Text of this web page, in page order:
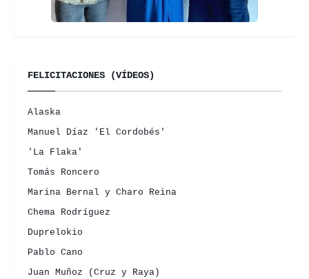
FELICITACIONES (VÍDEOS)
Alaska
Manuel Díaz 'El Cordobés'
'La Flaka'
Tomás Roncero
Marina Bernal y Charo Reina
Chema Rodríguez
Duprelokio
Pablo Cano
Juan Muñoz (Cruz y Raya)